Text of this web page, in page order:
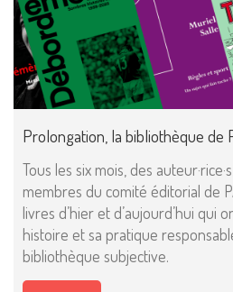
Prolongation, la bibliothèque de
Tous les six mois, des
membres du comité éditorial de
livres d’hier et d’aujourd’hui qui
histoire et sa pratique
bibliothèque subjective.